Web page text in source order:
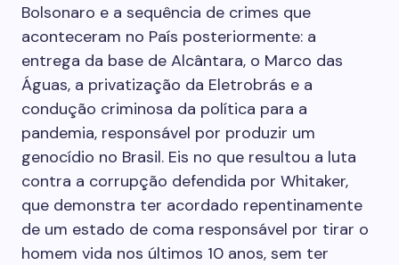
Bolsonaro e a sequência de crimes que
aconteceram no País posteriormente: a
entrega da base de Alcântara, o Marco das
Águas, a privatização da Eletrobrás e a
condução criminosa da política para a
pandemia, responsável por produzir um
genocídio no Brasil. Eis no que resultou a luta
contra a corrupção defendida por Whitaker,
que demonstra ter acordado repentinamente
de um estado de coma responsável por tirar o
homem vida nos últimos 10 anos, sem ter